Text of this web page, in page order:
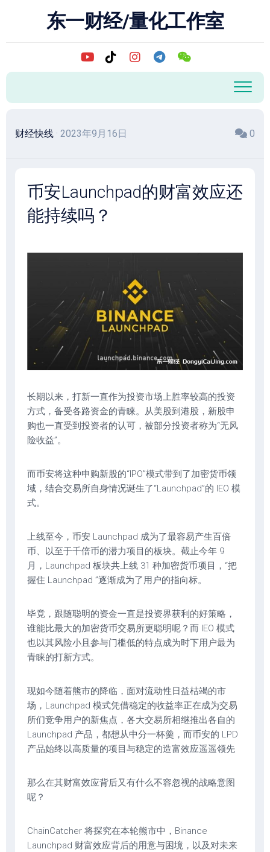
东一财经/量化工作室
财经快线 · 2023年9月16日 0
币安Launchpad的财富效应还
能持续吗？
长期以来，打新一直作为投资市场上胜率较高的投资
方式，备受各路资金的青睐。从美股到港股，新股申
购也一直受到投资者的认可，被部分投资者称为“无风
险收益”。
而币安将这种申购新股的“IPO”模式带到了加密货币领
域，结合交易所自身情况诞生了“Launchpad”的 IEO 模
式。
上线至今，币安 Launchpad 成为了最容易产生百倍
币、以至于千倍币的潜力项目的板块。截止今年 9
月，Launchpad 板块共上线 31 种加密货币项目，“把
握住 Launchpad ”逐渐成为了用户的指向标。
毕竟，跟随聪明的资金一直是投资界获利的好策略，
谁能比最大的加密货币交易所更聪明呢？而 IEO 模式
也以其风险小且参与门槛低的特点成为时下用户最为
青睐的打新方式。
现如今随着熊市的降临，面对流动性日益枯竭的市
场，Launchpad 模式凭借稳定的收益率正在成为交易
所们竞争用户的新焦点，各大交易所相继推出各自的
Launchpad 产品，都想从中分一杯羹，而币安的 LPD
产品始终以高质量的项目与稳定的造富效应遥遥领先
那么在其财富效应背后又有什么不容忽视的战略意图
呢？
ChainCatcher 将探究在本轮熊市中，Binance
Launchpad 财富效应背后的用意与困境，以及对未来